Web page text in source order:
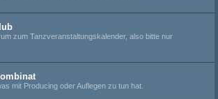
zum Tanzveranstaltungskalender, also bitte nur
mit Producing oder Auflegen zu tun hat.